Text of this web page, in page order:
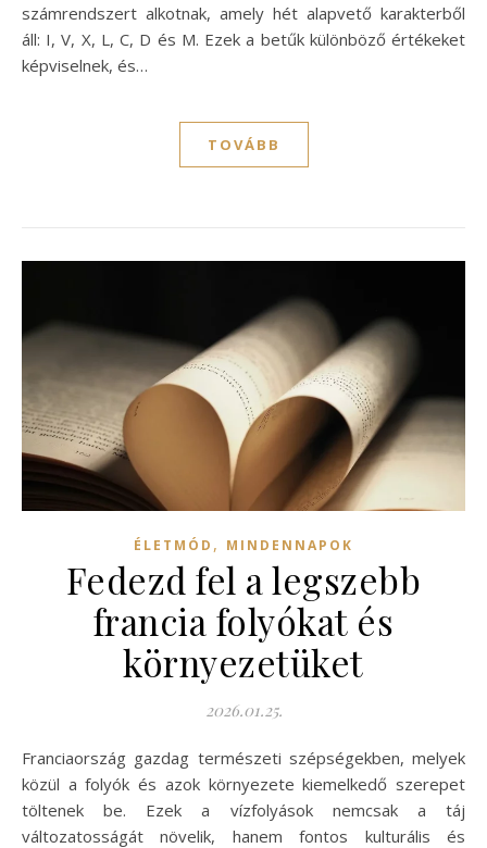
számrendszert alkotnak, amely hét alapvető karakterből
áll: I, V, X, L, C, D és M. Ezek a betűk különböző értékeket
képviselnek, és…
TOVÁBB
ÉLETMÓD , MINDENNAPOK
Fedezd fel a legszebb
francia folyókat és
környezetüket
2026.01.25.
Franciaország gazdag természeti szépségekben, melyek
közül a folyók és azok környezete kiemelkedő szerepet
töltenek be. Ezek a vízfolyások nemcsak a táj
változatosságát növelik, hanem fontos kulturális és